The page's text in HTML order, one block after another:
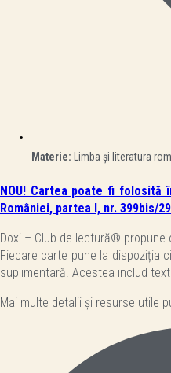
Materie: Limba și literatura
NOU! Cartea poate fi folosită
României, partea I, nr. 399bis/
Doxi – Club de lectură®
Fiecare carte pune la dispoziția
suplimentară. Acestea includ
Mai multe detalii și resurse utile